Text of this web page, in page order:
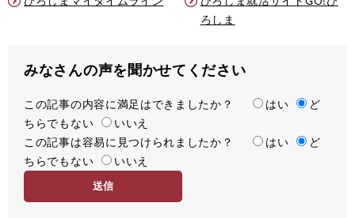
ろしま
みなさんの声を聞かせてください
満
足
度
この記事の内容に満足はできましたか？ はい
ど
ちらでもない
いいえ
容
易
この記事は容易に見つけられましたか？ はい
ど
ちらでもない
いいえ